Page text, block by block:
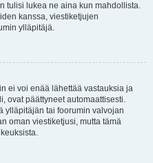
tulisi lukea ne aina kun mahdollista.
kanssa, viestiketjujen
ylläpitäjä.
ei voi enää lähettää vastauksia ja
ovat päättyneet automaattisesti.
ylläpitäjän tai foorumin valvojan
oman viestiketjusi, mutta tämä